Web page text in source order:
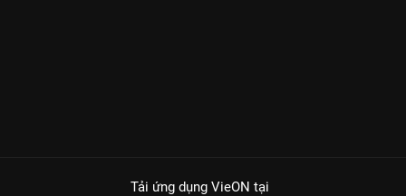
Tải ứng dụng VieON tại